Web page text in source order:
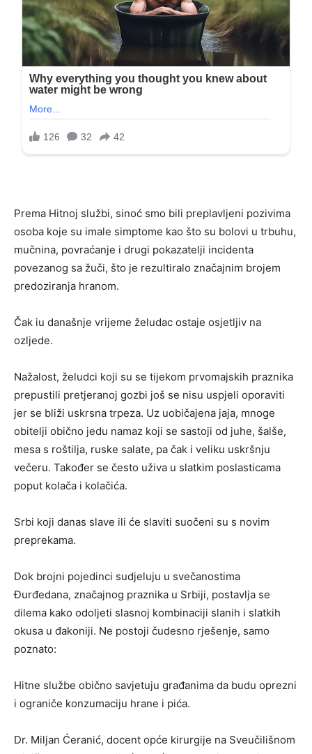
Prema Hitnoj službi, sinoć smo bili preplavljeni pozivima
osoba koje su imale simptome kao što su bolovi u trbuhu,
mučnina, povraćanje i drugi pokazatelji incidenta
povezanog sa žuči, što je rezultiralo značajnim brojem
predoziranja hranom.
Čak iu današnje vrijeme želudac ostaje osjetljiv na
ozljede.
Nažalost, želudci koji su se tijekom prvomajskih praznika
prepustili pretjeranoj gozbi još se nisu uspjeli oporaviti
jer se bliži uskrsna trpeza. Uz uobičajena jaja, mnoge
obitelji obično jedu namaz koji se sastoji od juhe, šalše,
mesa s roštilja, ruske salate, pa čak i veliku uskršnju
večeru. Također se često uživa u slatkim poslasticama
poput kolača i kolačića.
Srbi koji danas slave ili će slaviti suočeni su s novim
preprekama.
Dok brojni pojedinci sudjeluju u svečanostima
Đurđedana, značajnog praznika u Srbiji, postavlja se
dilema kako odoljeti slasnoj kombinaciji slanih i slatkih
okusa u đakoniji. Ne postoji čudesno rješenje, samo
poznato:
Hitne službe obično savjetuju građanima da budu oprezni
i ograniče konzumaciju hrane i pića.
Dr. Miljan Ćeranić, docent opće kirurgije na Sveučilišnom